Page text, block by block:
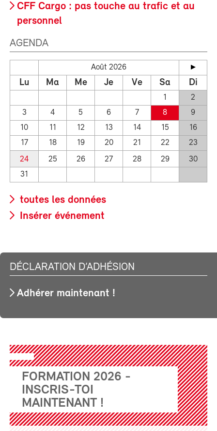
CFF Cargo : pas touche au trafic et au
personnel
AGENDA
Août 2026
Lu Ma Me Je Ve Sa Di
1
2
3
4 5 6 7 8
9
10
11 12 13 14 15
16
17
18 19 20 21 22
23
24
25 26 27 28 29
30
31
toutes les données
Insérer événement
DÉCLARATION D’ADHÉSION
Adhérer maintenant !
FORMATION 2026 -
INSCRIS-TOI
MAINTENANT !